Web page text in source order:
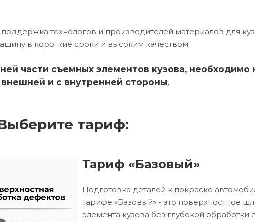
технологов и производителей материалов для
в короткие сроки и высоким качеством.
части съемных элементов кузова, необходимо
внешней и с внутренней стороны.
тариф:
Тариф «Базовый»
Подготовка деталей к покраске
тарифе «Базовый» - это поверхностное
элемента кузова без глубокой обработки